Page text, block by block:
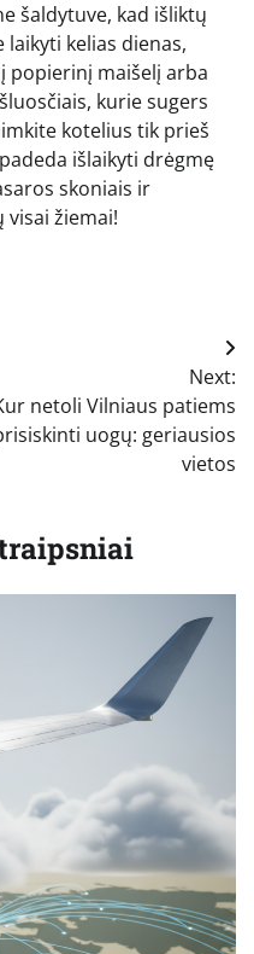
šaldytuve, kad išliktų
laikyti kelias dienas,
popierinį maišelį arba
kurie sugers
kotelius tik prieš
išlaikyti drėgmę
skoniais ir
žiemai!
Next:
netoli Vilniaus patiems
uogų: geriausios
vietos